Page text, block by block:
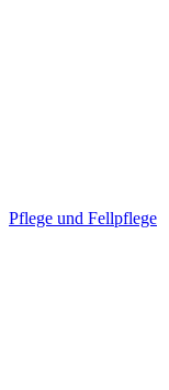
Pflege und Fellpflege